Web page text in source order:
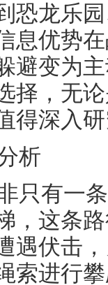
恐龙乐
息优势
避变为
择，无
得深入
析
只有一
，这条
遇伏击
索进行